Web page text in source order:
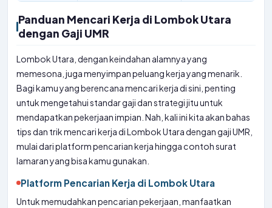
Panduan Mencari Kerja di Lombok Utara
dengan Gaji UMR
Lombok Utara, dengan keindahan alamnya yang
memesona, juga menyimpan peluang kerja yang menarik.
Bagi kamu yang berencana mencari kerja di sini, penting
untuk mengetahui standar gaji dan strategi jitu untuk
mendapatkan pekerjaan impian. Nah, kali ini kita akan bahas
tips dan trik mencari kerja di Lombok Utara dengan gaji UMR,
mulai dari platform pencarian kerja hingga contoh surat
lamaran yang bisa kamu gunakan.
Platform Pencarian Kerja di Lombok Utara
Untuk memudahkan pencarian pekerjaan, manfaatkan